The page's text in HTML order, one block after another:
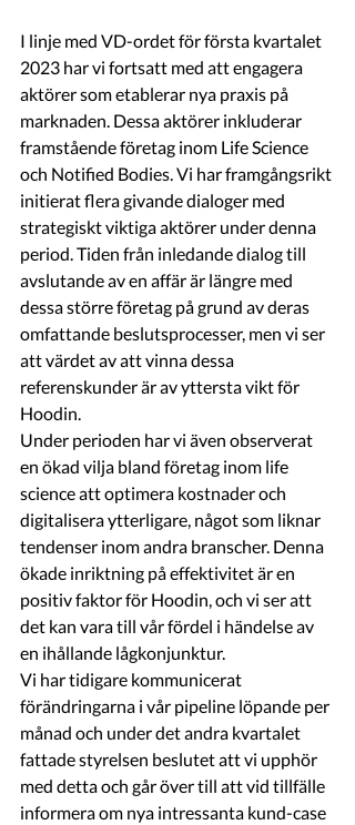
I linje med VD-ordet för första kvartalet
2023 har vi fortsatt med att engagera
aktörer som etablerar nya praxis på
marknaden. Dessa aktörer inkluderar
framstående företag inom Life Science
och Notified Bodies. Vi har framgångsrikt
initierat flera givande dialoger med
strategiskt viktiga aktörer under denna
period. Tiden från inledande dialog till
avslutande av en affär är längre med
dessa större företag på grund av deras
omfattande beslutsprocesser, men vi ser
att värdet av att vinna dessa
referenskunder är av yttersta vikt för
Hoodin.
Under perioden har vi även observerat
en ökad vilja bland företag inom life
science att optimera kostnader och
digitalisera ytterligare, något som liknar
tendenser inom andra branscher. Denna
ökade inriktning på effektivitet är en
positiv faktor för Hoodin, och vi ser att
det kan vara till vår fördel i händelse av
en ihållande lågkonjunktur.
Vi har tidigare kommunicerat
förändringarna i vår pipeline löpande per
månad och under det andra kvartalet
fattade styrelsen beslutet att vi upphör
med detta och går över till att vid tillfälle
informera om nya intressanta kund-case